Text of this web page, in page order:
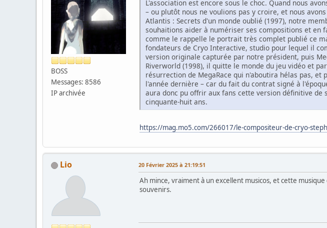
BOSS
Messages: 8586
IP archivée
L'association est encore sous le choc. Quand nous
– ou plutôt nous ne voulions pas y croire, et nous
Atlantis : Secrets d'un monde oublié (1997), notre
souhaitions aider à numériser ses compositions et en
comme le rappelle le portrait très complet publié ce
fondateurs de Cryo Interactive, studio pour lequel il
version originale capturée par notre président, puis
Riverworld (1998), il quitte le monde du jeu vidéo et
résurrection de MegaRace qui n'aboutira hélas pas,
l'année dernière – car du fait du contrat signé à
aura donc pu offrir aux fans cette version définitive de
cinquante-huit ans.
https://mag.mo5.com/266017/le-compositeur-de-cryo-
Lio 20 Février 2025 à 21:19:51
Ah mince, vraiment à un excellent musicos, et cette
souvenirs.